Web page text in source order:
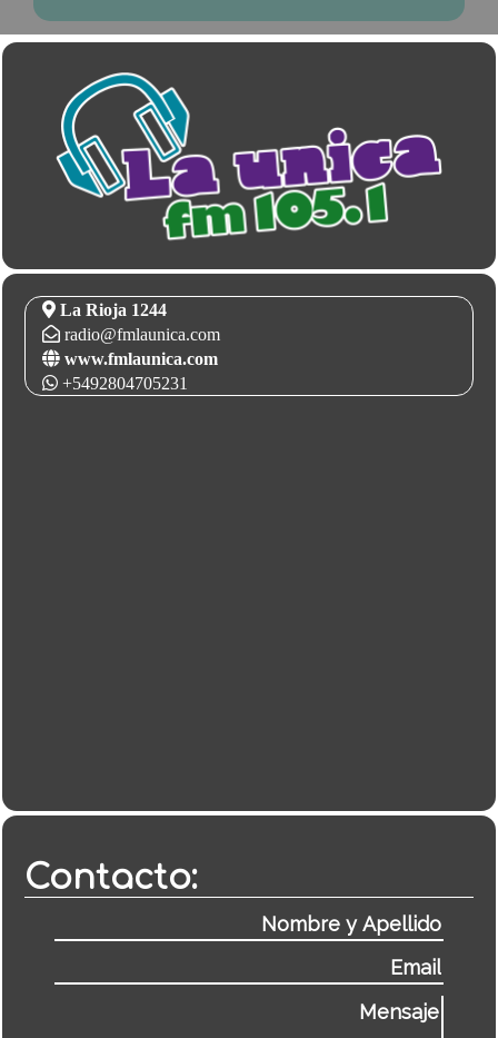
La Rioja 1244
radio@fmlaunica.com
www.fmlaunica.com
+5492804705231
Contacto: